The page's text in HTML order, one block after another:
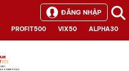
PROFIT500 VIX50 ALPHA30
ĐĂNG NHẬP